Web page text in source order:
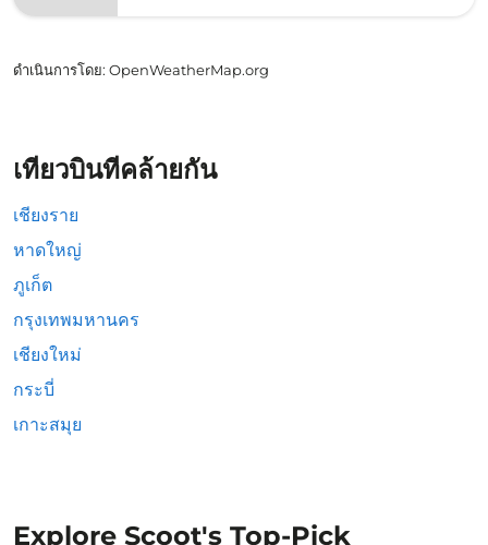
ดำเนินการโดย: OpenWeatherMap.org
เที่ยวบินที่คล้ายกัน
เชียงราย
หาดใหญ่
ภูเก็ต
กรุงเทพมหานคร
เชียงใหม่
กระบี่
เกาะสมุย
Explore Scoot's Top-Pick